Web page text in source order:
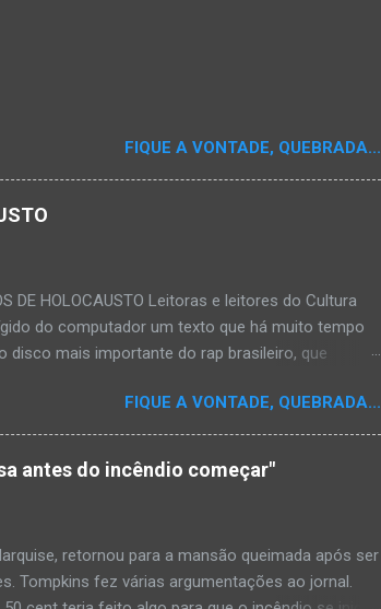
FIQUE A VONTADE, QUEBRADA...
DE HOLOCAUSTO Leitoras e leitores do Cultura
do computador um texto que há muito tempo
disco mais importante do rap brasileiro, que
disseminada em nosso país a crença de que o
não cultuamos nossos antepassados nem nossa
cabe a nós, formadores de opinião
de descaso e esquecimento. Assim, o sítio
e disseminação da rica história do
FIQUE A VONTADE, QUEBRADA...
antes do incêndio começar"
retornou para a mansão queimada após ser
Tompkins fez várias argumentações ao jornal.